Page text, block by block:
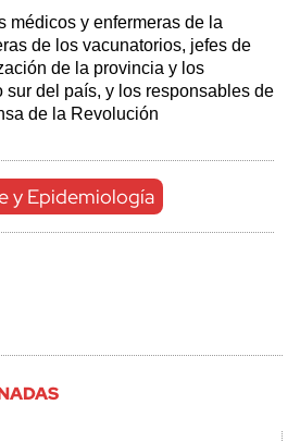
médicos y enfermeras de la
de los vacunatorios, jefes de
de la provincia y los
sur del país, y los responsables de
de la Revolución
y Epidemiología